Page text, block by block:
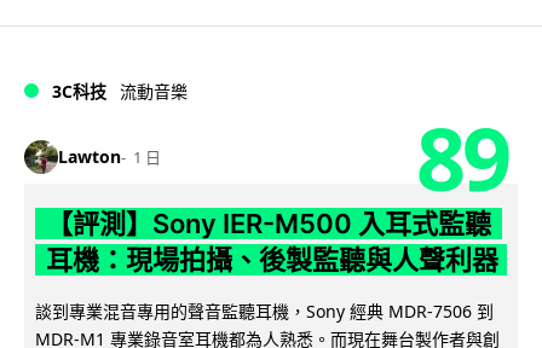
3C科技 流動音樂
Lawton 1 日 89
【評測】Sony IER-M500 入耳式監聽
耳機：現場拍攝、後製監聽與人聲利器
談到專業混音專用的聲音監聽耳機，Sony 經典 MDR-7506 到
MDR-M1 專業錄音室耳機都為人熟悉。而現在舞台製作者與創